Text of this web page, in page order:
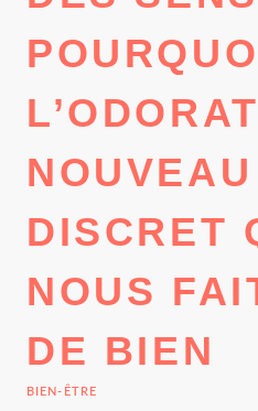
DISCRET
NOUS
DE BIEN
BIEN-ÊTRE